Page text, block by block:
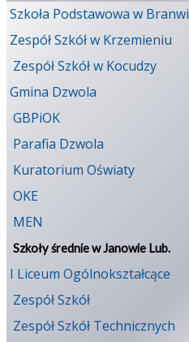
Szkoła Podstawowa w Branwi
Zespół Szkół w Krzemieniu
Zespół Szkół w Kocudzy
Gmina Dzwola
GBPiOK
Parafia Dzwola
Kuratorium Oświaty
OKE
MEN
Szkoły średnie w Janowie Lub.
I Liceum Ogólnokształcące
Zespół Szkół
Zespół Szkół Technicznych